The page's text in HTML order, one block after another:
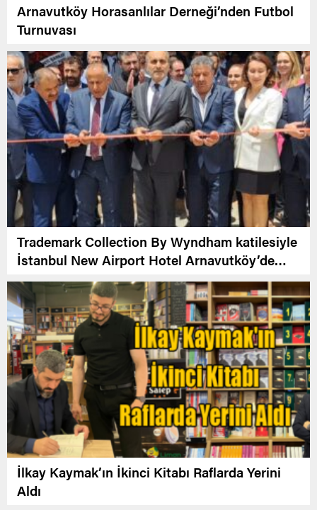
Arnavutköy Horasanlılar Derneği’nden Futbol
Turnuvası
Trademark Collection By Wyndham katilesiyle
İstanbul New Airport Hotel Arnavutköy’de
Açıldı
İlkay Kaymak’ın İkinci Kitabı Raflarda Yerini
Aldı